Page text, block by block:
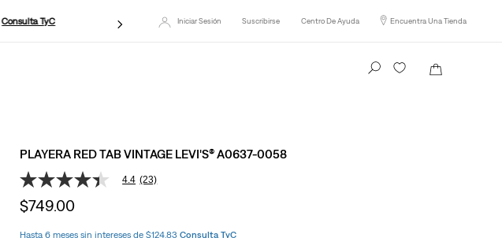
Consulta TyC Iniciar Sesión Suscribirse Centro De Ayuda Encuentra Una Tienda
Busca tu producto aquí
PLAYERA RED TAB VINTAGE LEVI'S® A0637-0058
4.4
de
5
4.4 (23)
$749.00
Hasta 6 meses sin intereses de $124.83Consulta TyC